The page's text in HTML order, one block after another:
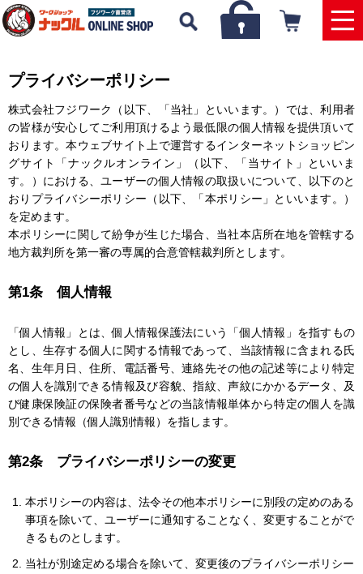
プライバシーポリシー
株式会社フジワーク（以下、「当社」といいます。）では、利用者
の皆様が安心してご利用頂けるよう最低限の個人情報を提供頂いて
おります。本ウェブサイト上で運営するインターネットショッピン
グサイト「ナックルオンライン」（以下、「当サイト」といいま
す。）における、ユーザーの個人情報の取扱いについて、以下のと
おりプライバシーポリシー（以下、「本ポリシー」といいます。）
を定めます。
本ポリシーに関して紛争が生じた場合、当社本店所在地を管轄する
地方裁判所を第一審の専属的合意管轄裁判所とします。
第1条 個人情報
「個人情報」とは、個人情報保護法にいう「個人情報」を指すもの
とし、生存する個人に関する情報であって、当該情報に含まれる氏
名、生年月日、住所、電話番号、連絡先その他の記述等により特定
の個人を識別できる情報及び容貌、指紋、声紋にかかるデータ、及
び健康保険証の保険者番号などの当該情報単体から特定の個人を識
別できる情報（個人識別情報）を指します。
第2条 プライバシーポリシーの変更
本ポリシーの内容は、法令その他本ポリシーに別段の定めのある
事項を除いて、ユーザーに通知することなく、変更することがで
きるものとします。
当社が別途定める場合を除いて、変更後のプライバシーポリシー